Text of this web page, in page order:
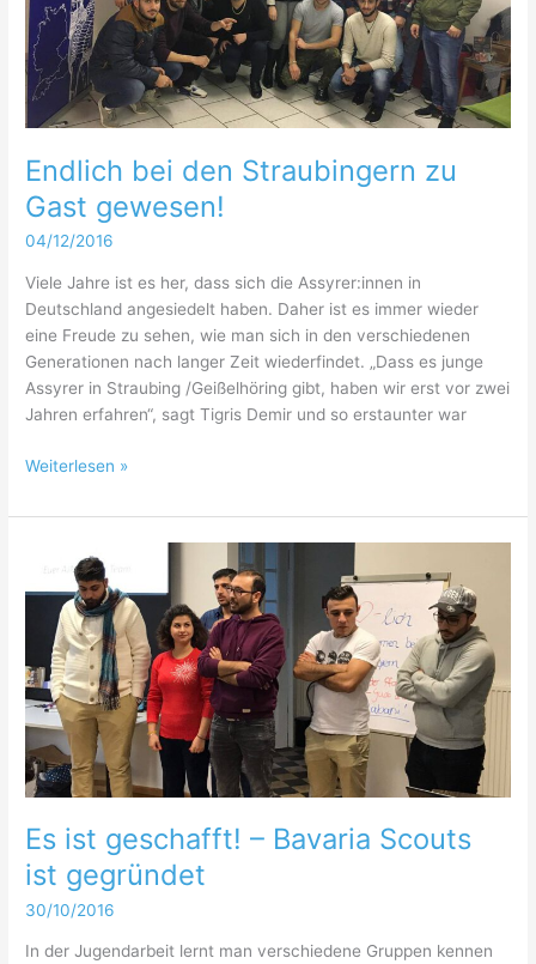
Endlich bei den Straubingern zu
Gast gewesen!
04/12/2016
Viele Jahre ist es her, dass sich die Assyrer:innen in
Deutschland angesiedelt haben. Daher ist es immer wieder
eine Freude zu sehen, wie man sich in den verschiedenen
Generationen nach langer Zeit wiederfindet. „Dass es junge
Assyrer in Straubing /Geißelhöring gibt, haben wir erst vor zwei
Jahren erfahren“, sagt Tigris Demir und so erstaunter war
Endlich
den
Gast
gewesen!
Weiterlesen »
Es ist geschafft! – Bavaria Scouts
ist gegründet
30/10/2016
In der Jugendarbeit lernt man verschiedene Gruppen kennen